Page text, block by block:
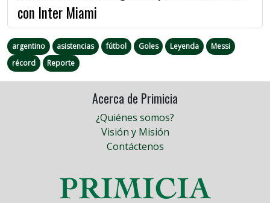
con Inter Miami
argentino asistencias fútbol Goles Leyenda
Messi
récord
Reporte
Acerca de Primicia
¿Quiénes somos?
Visión y Misión
Contáctenos